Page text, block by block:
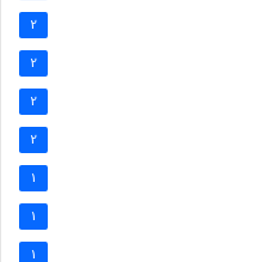
2
2
2
2
1
1
1